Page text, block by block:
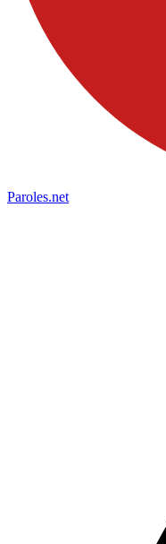
Paroles.net